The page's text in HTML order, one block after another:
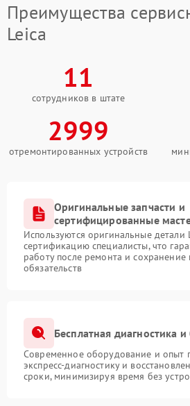
Преимущества
Leica
11
сотрудников в штате
2999
отремонтированных устройств
Оригинальные запчасти и
сертифицированные
Используются оригинальные
сертификацию специалисты, что
работу после ремонта и сохранение
обязательств
Бесплатная диагностика
Современное оборудование и опыт
экспресс-диагностику и
сроки, минимизируя время без